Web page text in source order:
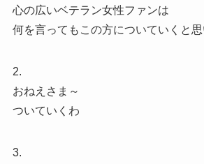
心の広いベテラン女性ファンは
何を言ってもこの方についていくと思
2.
おねえさま～
ついていくわ
3.